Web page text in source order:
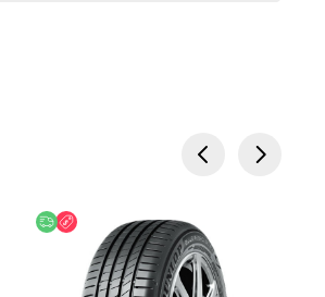
უფასო მიწოდება
ფასდაკლება